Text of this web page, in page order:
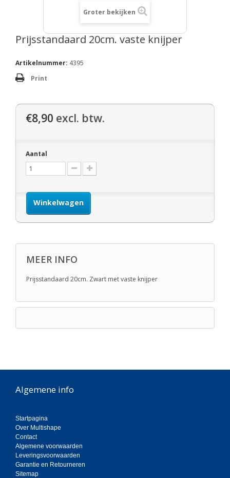
Groter bekijken
Prijsstandaard 20cm. vaste knijper
Artikelnummer: 4395
Print
€8,90 excl. btw.
Aantal
Winkelwagen
MEER INFO
Prijsstandaard 20cm. Zwart met vaste knijper
Algemene info
Startpagina
Over Multishape
Contact
Algemene voorwaarden
Leveringsvoorwaarden
Garantie en Retourneren
Sitemap